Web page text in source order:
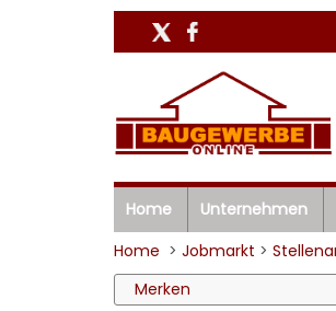
Home Unternehmen
Home > Jobmarkt >
Merken